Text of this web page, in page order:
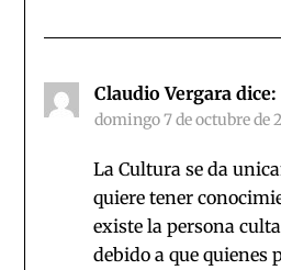
Claudio Vergara dice:
domingo 7 de octubre de
La Cultura se da
quiere tener
existe la persona
debido a que quienes